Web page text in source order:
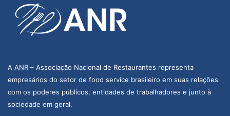
A ANR – Associação Nacional de Restaurantes representa
empresários do setor de food service brasileiro em suas relações
com os poderes públicos, entidades de trabalhadores e junto à
sociedade em geral.